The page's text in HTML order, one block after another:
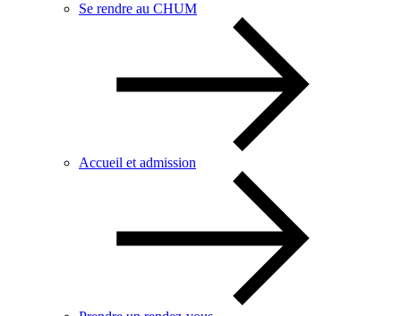
Se rendre au CHUM
Accueil et admission